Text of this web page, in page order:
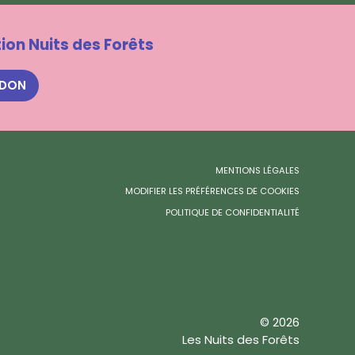
Nuits des Forêts
MENTIONS LÉGALES
MODIFIER LES PRÉFÉRENCES DE COOKIES
POLITIQUE DE CONFIDENTIALITÉ
© 2026
Les Nuits des Forêts